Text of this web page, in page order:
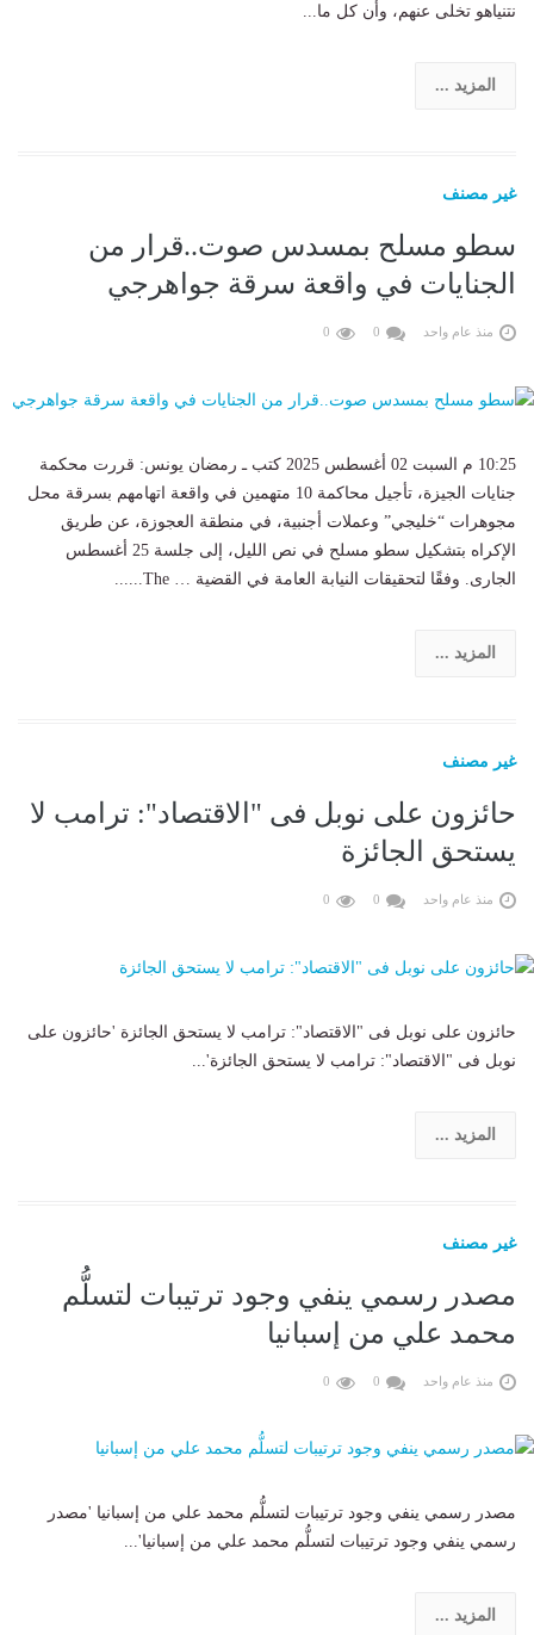
نتنياهو تخلى عنهم، وأن كل ما...
المزيد ...
غير مصنف
سطو مسلح بمسدس صوت..قرار من
الجنايات في واقعة سرقة جواهرجي
منذ عام واحد 0
0
10:25 م السبت 02 أغسطس 2025 كتب ـ رمضان يونس: قررت محكمة
جنايات الجيزة، تأجيل محاكمة 10 متهمين في واقعة اتهامهم بسرقة محل
مجوهرات “خليجي” وعملات أجنبية، في منطقة العجوزة، عن طريق
الإكراه بتشكيل سطو مسلح في نص الليل، إلى جلسة 25 أغسطس
الجارى. وفقًا لتحقيقات النيابة العامة في القضية … The......
المزيد ...
غير مصنف
حائزون على نوبل فى "الاقتصاد": ترامب لا
يستحق الجائزة
منذ عام واحد 0
0
حائزون على نوبل فى "الاقتصاد": ترامب لا يستحق الجائزة 'حائزون على
نوبل فى "الاقتصاد": ترامب لا يستحق الجائزة'...
المزيد ...
غير مصنف
مصدر رسمي ينفي وجود ترتيبات لتسلُّم
محمد علي من إسبانيا
منذ عام واحد 0
0
مصدر رسمي ينفي وجود ترتيبات لتسلُّم محمد علي من إسبانيا 'مصدر
رسمي ينفي وجود ترتيبات لتسلُّم محمد علي من إسبانيا'...
المزيد ...